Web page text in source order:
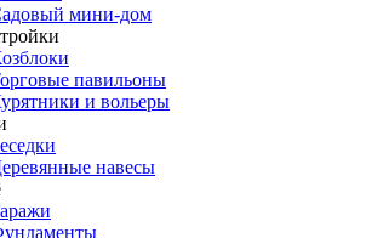
мини-дом
павильоны
и вольеры
навесы